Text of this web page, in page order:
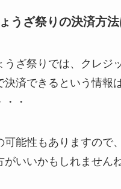
うざ祭りの決済方法
うざ祭りでは、クレジ
決済できるという情報
・
可能性もありますので
がいいかもしれませんね